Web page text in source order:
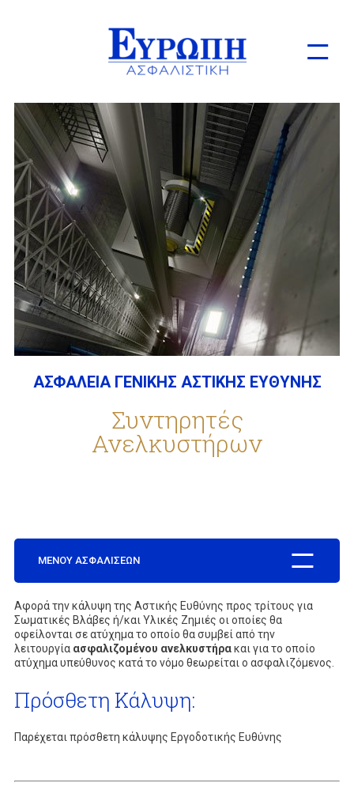
Ιδιώτες
Επιχειρήσεις
Online Ασφαλίσεις
ΣΥΧΝΕΣ ΕΡΩΤΗΣΕΙΣ
ΝΕΑ
ΕΠΙΚΟΙΝΩΝΙΑ
ΑΣΦΑΛΕΙΑ ΓΕΝΙΚΗΣ ΑΣΤΙΚΗΣ ΕΥΘΥΝΗΣ
Συντηρητές
Ανελκυστήρων
ΜΕΝΟΥ ΑΣΦΑΛΙΣΕΩΝ
Aφορά την κάλυψη της Αστικής Ευθύνης προς τρίτους για
Σωματικές Βλάβες ή/και Υλικές Ζημιές οι οποίες θα
οφείλονται σε ατύχημα το οποίο θα συμβεί από την
λειτουργία ασφαλιζομένου ανελκυστήρακαι για το οποίο
ατύχημα υπεύθυνος κατά το νόμο θεωρείται ο ασφαλιζόμενος.
Πρόσθετη Κάλυψη:
Παρέχεται πρόσθετη κάλυψης Εργοδοτικής Ευθύνης